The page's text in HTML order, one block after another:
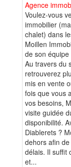
Agence
Voulez-vous
immobilier
chalet) dans
Moillen
de son
Au travers du
retrouverez
mis en vente
fois que vous
vos besoins,
visite guidée
disponibilité.
Diablerets ?
dehors afin
délais. Il suffit
et...